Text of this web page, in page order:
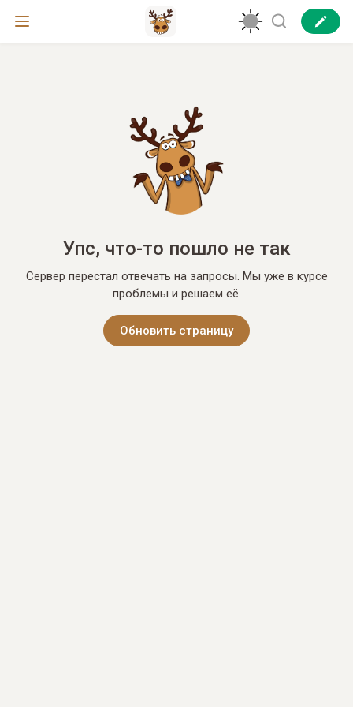
Упс, что-то пошло не так
Сервер перестал отвечать на запросы. Мы уже в курсе
проблемы и решаем её.
Обновить страницу